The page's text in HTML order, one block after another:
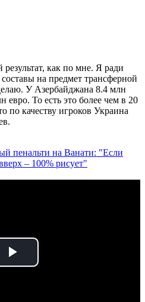
как по мне. Я ради
на предмет трансферной
У Азербайджана 8.4 млн
евро. То есть это более чем в 20
по качеству игроков Украина
пенальти на Ванати: "Если
– 100% рисует"
Play